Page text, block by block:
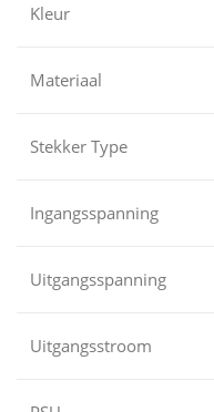
Kleur
Materiaal
Stekker Type
Ingangsspanning
Uitgangsspanning
Uitgangsstroom